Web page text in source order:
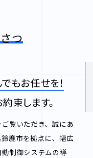
つ
もお任せを！
束します。
覧いただき、誠にあ
鹿市を拠点に、幅広
制御システムの導